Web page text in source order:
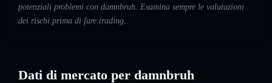
potenziali problemi con damnbruh. Esamina sempre le valutazioni
dei rischi prima di fare trading.
Dati di mercato per damnbruh